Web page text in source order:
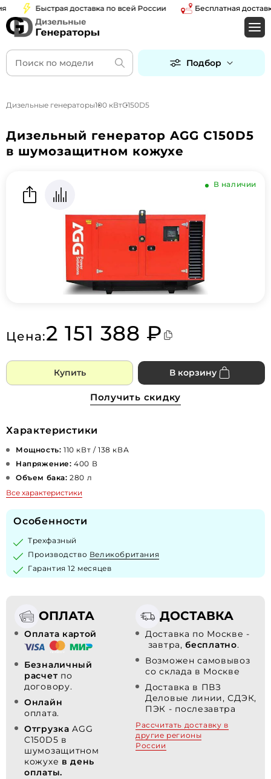
Быстрая доставка по всей России Бесплатная доставка
Подбор
Дизельные генераторы100 кВтC150D5
Дизельный генератор AGG C150D5
в шумозащитном кожухе
В наличии
Цена:2 151 388 ₽
Купить В корзину
Получить скидку
Характеристики
Мощность: 110 кВт / 138 кВА
Напряжение: 400 В
Объем бака: 280 л
Все характеристики
Особенности
Трехфазный
Производство Великобритания
Гарантия 12 месяцев
ОПЛАТА
Оплата картой
Безналичный
расчет по
договору.
Онлайн
оплата.
Отгрузка AGG
C150D5 в
шумозащитном
кожухе в день
оплаты.
ДОСТАВКА
Доставка по Москве -
завтра,бесплатно.
Возможен самовывоз
со склада в Москве
Доставка в ПВЗ
Деловые линии, СДЭК,
ПЭК - послезавтра
Рассчитать доставку в
другие регионы
России